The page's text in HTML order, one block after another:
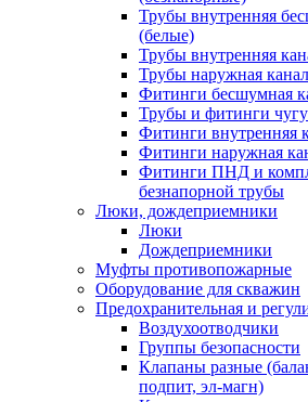
Трубы внутренняя
(белые)
Трубы внутренняя
Трубы наружная
Фитинги бесшумная
Трубы и фитинги
Фитинги внутренняя
Фитинги наружная
Фитинги ПНД и
безнапорной трубы
Люки, дождеприемники
Люки
Дождеприемники
Муфты противопожарные
Оборудование для скважин
Предохранительная и
Воздухоотводчики
Группы безопасности
Клапаны разные
подпит, эл-магн)